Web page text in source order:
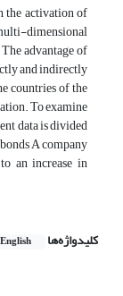
the activation of
dimensional
advantage of
and indirectly
countries of the
To examine
data is divided
A company
an increase in
کلیدواژه‌ها English